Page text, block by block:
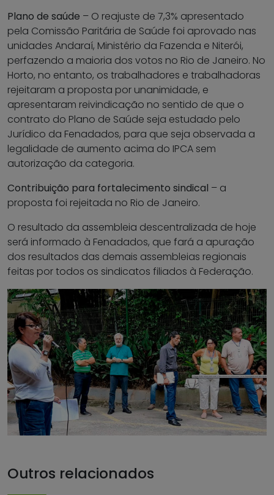
Plano de saúde – O reajuste de 7,3% apresentado
pela Comissão Paritária de Saúde foi aprovado nas
unidades Andaraí, Ministério da Fazenda e Niterói,
perfazendo a maioria dos votos no Rio de Janeiro. No
Horto, no entanto, os trabalhadores e trabalhadoras
rejeitaram a proposta por unanimidade, e
apresentaram reivindicação no sentido de que o
contrato do Plano de Saúde seja estudado pelo
Jurídico da Fenadados, para que seja observada a
legalidade de aumento acima do IPCA sem
autorização da categoria.
Contribuição para fortalecimento sindical – a
proposta foi rejeitada no Rio de Janeiro.
O resultado da assembleia descentralizada de hoje
será informado à Fenadados, que fará a apuração
dos resultados das demais assembleias regionais
feitas por todos os sindicatos filiados à Federação.
Outros relacionados